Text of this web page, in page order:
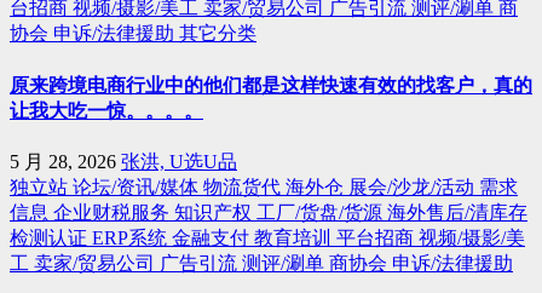
台招商 视频/摄影/美工 卖家/贸易公司 广告引流 测评/涮单 商
协会 申诉/法律援助 其它分类
原来跨境电商行业中的他们都是这样快速有效的找客户，真的
让我大吃一惊。。。。
5 月 28, 2026 张洪, U选U品
独立站 论坛/资讯/媒体 物流货代 海外仓 展会/沙龙/活动 需求
信息 企业财税服务 知识产权 工厂/货盘/货源 海外售后/清库存
检测认证 ERP系统 金融支付 教育培训 平台招商 视频/摄影/美
工 卖家/贸易公司 广告引流 测评/涮单 商协会 申诉/法律援助